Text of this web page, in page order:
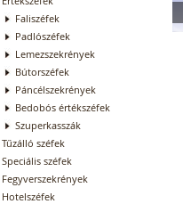
Faliszéfek
Padlószéfek
Lemezszekrények
Bútorszéfek
Páncélszekrények
Bedobós értékszéfek
Szuperkasszák
Tűzálló széfek
Speciális széfek
Fegyverszekrények
Hotelszéfek